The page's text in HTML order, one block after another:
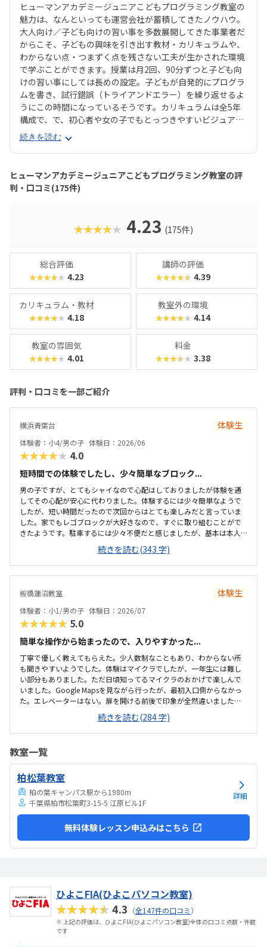
ヒューマンアカデミージュニアこどもプログラミング教室の
魅力は、なんといっても運営会社が蓄積してきたノウハウ。
大人向け／子ども向けの習い事を多数展開してきた事業者だ
からこそ、子どもの興味を引き出す教材・カリキュラムや、
わからない点・つまずく点を残さない工夫が生かされた環境
で学ぶことができます。授業は月2回、90分ずつと子ども向
けの習い事にしては長めの設定。子どもが自発的にプログラ
ムを書き、試行錯誤（トライアンドエラー）を繰り返せるよ
うにこの時間になっているそうです。カリキュラムは全5年
構成で、で、初心者や女の子でもとっつきやすいビジュアル
プログラミングツール「Scratch（スクラッチ）」から初め
て、エンジニアが実際に使用するプログラミング言語「Java
Script」までステップアップすることができます。ベーシッ
クコースではマウス操作など、パソコンの操作自体から学べ
るので、自宅でまったくパソコンをさわったことのないお子
さんでも戸惑うことなく授業に入っていけるでしょう。大学
おきたい」方におすすめのスクールといえます。また、いず
れもヒューマンオリジナルの教材で学べるので、高クオリテ
続きを読む
ヒューマンアカデミージュニアこどもプログラミング教室の評
判・口コミ(175件)
★★★★★ 4.23 (175件)
総合評価
★★★★★ 4.23
講師の評価
★★★★★ 4.39
カリキュラム・教材
★★★★★ 4.18
教室外の環境
★★★★★ 4.14
教室の雰囲気
★★★★★ 4.01
料金
★★★★★ 3.38
評判・口コミを一部ご紹介
横浜青葉台 体験生
体験者：小4/男の子 体験日：2026/06
★★★★★ 4.0
短時間での体験でしたし、少々簡単なブロック...
男の子ですが、とてもシャイなので心配はしておりましたが体験を通
してその心配が安心に代わりました。体験するには少々簡単なようで
したが、短い時間だったので次回からはとても楽しみだと言っていま
した。家でもレゴブロックが大好きなので、すぐに取り組むことがで
きたようです。駐車するには少々不便だと感じましたが、基本は本人
の送迎だけになるので問題ないと感じましたし、駅ちかでなくても車
なので問題ないです落ち着いた雰囲気でしたが、作業スペースが子供
の人数には狭いのではないかと思いました。せめて1か月3回 もしく
は90分ではなく120分だといいかなと、プログラミング教室は週1回の
ので、これから良い点が増えてくるのではないかと思います。
続きを読む(343 字)
板橋蓮沼教室 体験生
体験者：小1/男の子 体験日：2026/07
★★★★★ 5.0
簡単な操作から始まったので、入りやすかった...
丁寧で優しく教えてもらえた。少人数制なこともあり、わからない所
も聞きやすいようでした。体験はマイクラでしたが、一年生には難し
い部分もありました。ただ日頃知ってるマイクラのおかげで楽しんで
いました。Google Mapsを見ながら行ったが、最初入口側からなかっ
た。エレベーターはない。扉を開ける前後で印象が全然違いました。
とても綺麗で、広々としていました。教室内は土足でしたが、全体的
に綺麗でした。プログラミングあるあるですが、やっぱり月2回にして
は高い。他の習い事もしているので悩みどころです。マイクラで遊ん
続きを読む(284 字)
教室一覧
柏松葉教室
柏の葉キャンパス駅から1980m
千葉県柏市松葉町3-15-5 江原ビル1F
詳細
無料体験レッスン申込みはこちら
ひよこFIA(ひよこパソコン教室)
★★★★★4.3 （全147件の口コミ）
※ 上記の評価は、ひよこFIA(ひよこパソコン教室)全体の口コミ点数・件数
です